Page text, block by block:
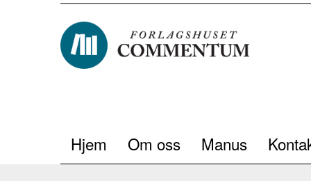
Hjem Om oss Manus